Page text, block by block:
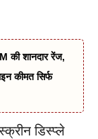
शानदार रेंज,
कीमत सिर्फ
डिस्प्ले